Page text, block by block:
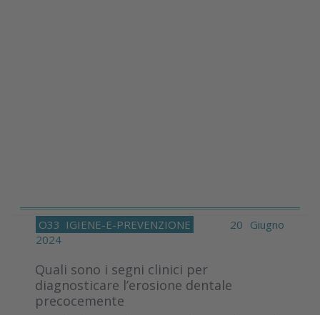
O33 IGIENE-E-PREVENZIONE
20 Giugno
2024
Quali sono i segni clinici per
diagnosticare l’erosione dentale
precocemente